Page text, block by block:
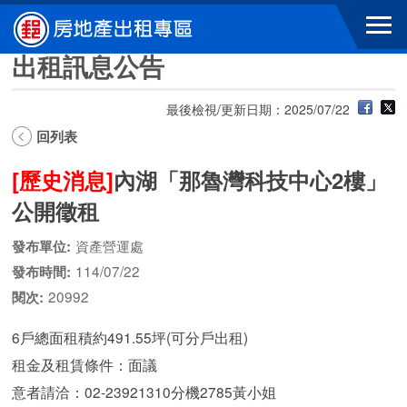
跳到主要內容區塊
出租訊息公告
最後檢視/更新日期：2025/07/22
回列表
[歷史消息]內湖「那魯灣科技中心2樓」
公開徵租
發布單位: 資產營運處
發布時間: 114/07/22
閱次: 20992
6戶總面租積約491.55坪(可分戶出租)
租金及租賃條件：面議
意者請洽：02-23921310分機2785黃小姐